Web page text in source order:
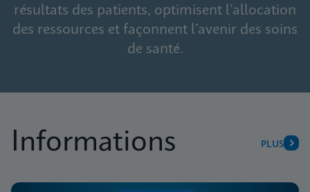
résultats des patients, optimisent l’allocation
des ressources et façonnent l’avenir des soins
de santé.
Informations PLUS